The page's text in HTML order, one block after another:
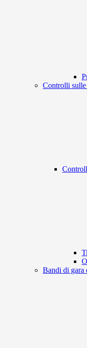
Controlli sulle
Bandi di gara